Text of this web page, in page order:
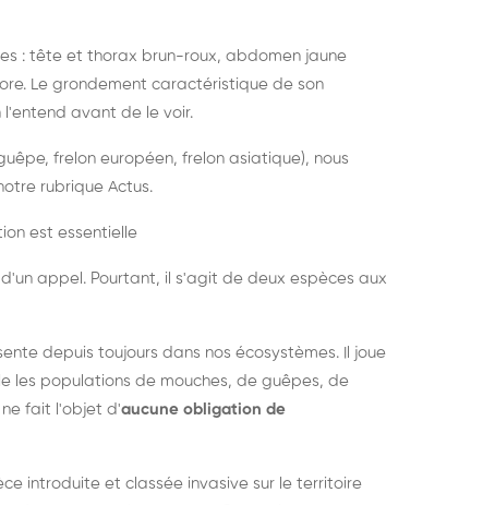
: tête et thorax brun-roux, abdomen jaune
Le grondement caractéristique de son
avant de le voir.
frelon européen, frelon asiatique), nous
rubrique Actus.
est essentielle
appel. Pourtant, il s'agit de deux espèces aux
depuis toujours dans nos écosystèmes. Il joue
les populations de mouches, de guêpes, de
ne fait l'objet d'aucune obligation de
introduite et classée invasive sur le territoire